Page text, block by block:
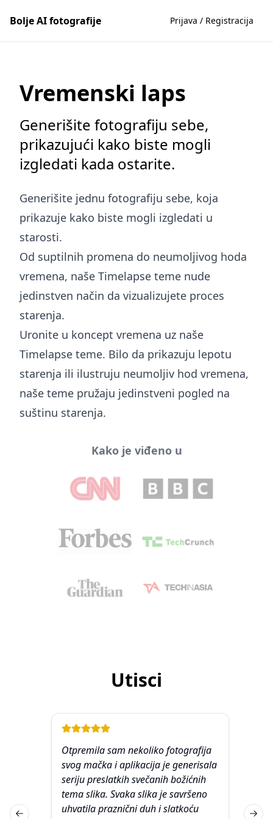
Bolje AI fotografije Prijava / Registracija
Vremenski laps
Generišite fotografiju sebe,
prikazujući kako biste mogli
izgledati kada ostarite.
Generišite jednu fotografiju sebe, koja
prikazuje kako biste mogli izgledati u
starosti.
Od suptilnih promena do neumoljivog hoda
vremena, naše Timelapse teme nude
jedinstven način da vizualizujete proces
starenja.
Uronite u koncept vremena uz naše
Timelapse teme. Bilo da prikazuju lepotu
starenja ili ilustruju neumoljiv hod vremena,
naše teme pružaju jedinstveni pogled na
suštinu starenja.
Kako je viđeno u
Utisci
fotografija
je generisala
božićnih
je savršeno
i slatkoću
Kao poklon, otpremila sam
fotografiju svog prijatelja i
je generisala seriju šarmantnih
portreta u različitim stilovima. Svaka
slika je prikazala različitu temu i